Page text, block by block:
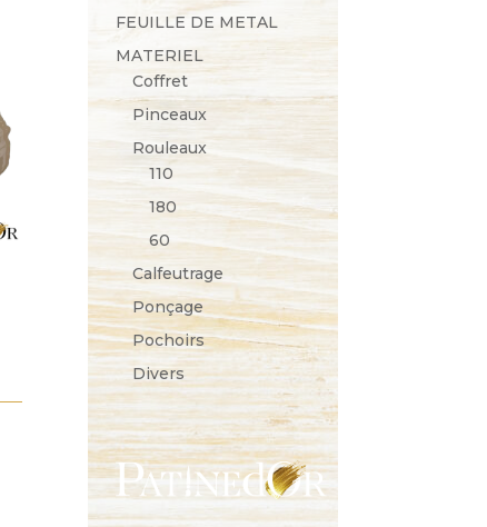
FEUILLE DE METAL
MATERIEL
Coffret
Pinceaux
Rouleaux
110
180
60
Calfeutrage
Ponçage
Pochoirs
Divers